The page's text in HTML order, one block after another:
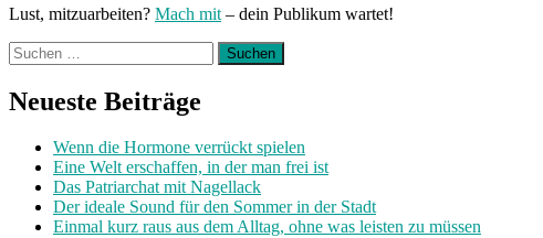
Lust, mitzuarbeiten? Mach mit – dein Publikum wartet!
Suchen
nach:
Neueste Beiträge
Wenn die Hormone verrückt spielen
Eine Welt erschaffen, in der man frei ist
Das Patriarchat mit Nagellack
Der ideale Sound für den Sommer in der Stadt
Einmal kurz raus aus dem Alltag, ohne was leisten zu müssen